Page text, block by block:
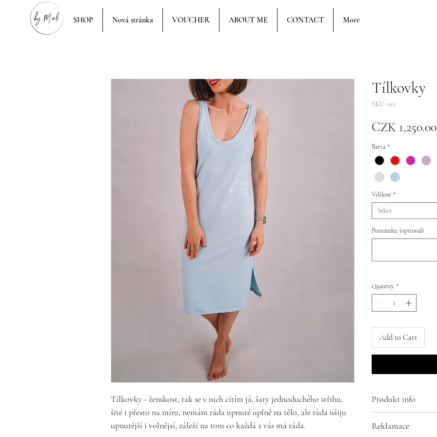
SHOP Nová stránka VOUCHER ABOUT ME CONTACT More
Tílkovky - ženskost, tak se v nich cítím já, šaty jednoduchého střihu,
šité i přesto na míru, nemám ráda upnuté uplně na tělo, ale ráda ušiju
upnutější i volnějsí, záleží na tom co každá z vás má ráda.
Tílkovky
SKU: 012
CZK 1,250.00
Barva *
Velikost *
Select
Poznámka: (optional)
Quantity *
Add to Cart
Produkt info
95% bavlna
Reklamace